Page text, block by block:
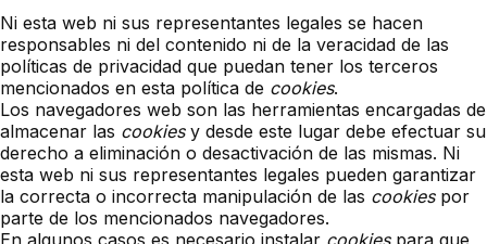
Ni esta web ni sus representantes legales se hacen
responsables ni del contenido ni de la veracidad de las
políticas de privacidad que puedan tener los terceros
mencionados en esta política de cookies.
Los navegadores web son las herramientas encargadas de
almacenar las cookiesy desde este lugar debe efectuar su
derecho a eliminación o desactivación de las mismas. Ni
esta web ni sus representantes legales pueden garantizar
la correcta o incorrecta manipulación de las cookiespor
parte de los mencionados navegadores.